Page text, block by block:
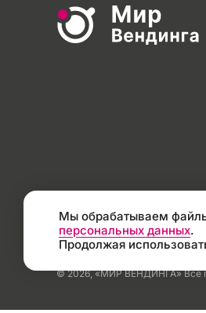
Мы обрабатываем
персональных данных.
Продолжая
© 2026, «МИР ВЕНДИНГА» Все